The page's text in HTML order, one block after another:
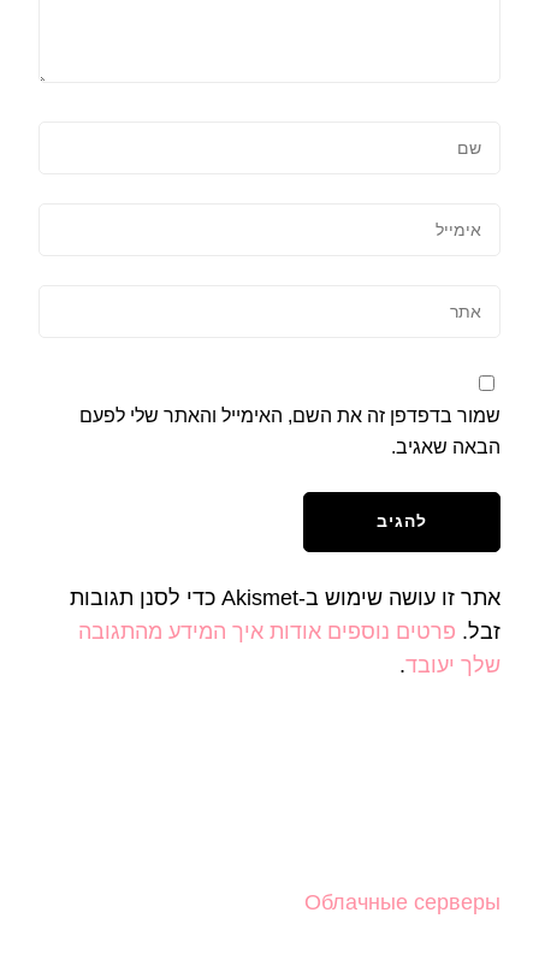
שמור בדפדפן זה את השם, האימייל והאתר שלי לפעם
הבאה שאגיב.
אתר זו עושה שימוש ב-Akismet כדי לסנן תגובות
זבל. פרטים נוספים אודות איך המידע מהתגובה
שלך יעובד.
Облачные серверы